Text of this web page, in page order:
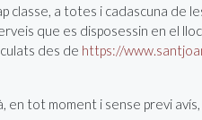
classe, a totes i cadascuna de
que es disposessin en el
des de https://
en tot moment i sense previ